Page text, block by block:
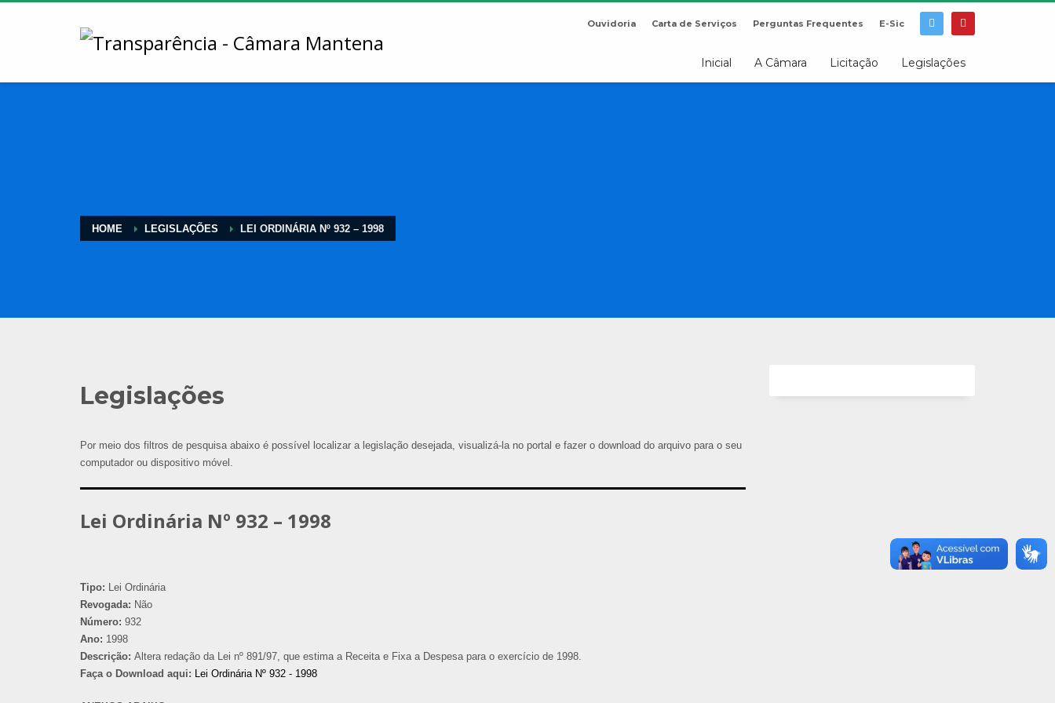
Ouvidoria Carta de Serviços Perguntas Frequentes E-Sic
Inicial A Câmara Licitação Legislações
HOME LEGISLAÇÕES LEI ORDINÁRIA Nº 932 – 1998
Legislações
Por meio dos filtros de pesquisa abaixo é possível localizar a legislação desejada, visualizá-la no portal e fazer o download do arquivo para o seu
computador ou dispositivo móvel.
Lei Ordinária Nº 932 – 1998
Tipo: Lei Ordinária
Revogada: Não
Número: 932
Ano: 1998
Descrição: Altera redação da Lei nº 891/97, que estima a Receita e Fixa a Despesa para o exercício de 1998.
Faça o Download aqui: Lei Ordinária Nº 932 - 1998